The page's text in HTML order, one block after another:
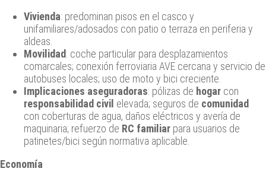
Vivienda: predominan pisos en el casco y
unifamiliares/adosados con patio o terraza en periferia y
aldeas.
Movilidad: coche particular para desplazamientos
comarcales; conexión ferroviaria AVE cercana y servicio de
autobuses locales; uso de moto y bici creciente.
Implicaciones aseguradoras: pólizas de hogar con
responsabilidad civil elevada; seguros de comunidad
con coberturas de agua, daños eléctricos y avería de
maquinaria; refuerzo de RC familiar para usuarios de
patinetes/bici según normativa aplicable.
Economía